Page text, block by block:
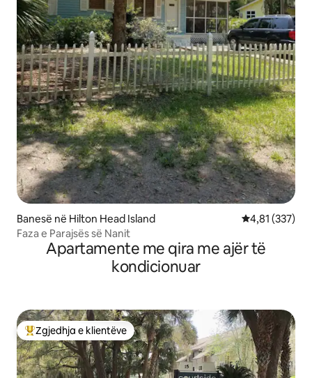
Banesë në Hilton Head Island Vlerësimi
4,81 (337)
Faza e Parajsës së Nanit
Apartamente me qira me ajër të
kondicionuar
Më të mirat e zgjedhjeve të klientëve
Zgjedhja e klientëve